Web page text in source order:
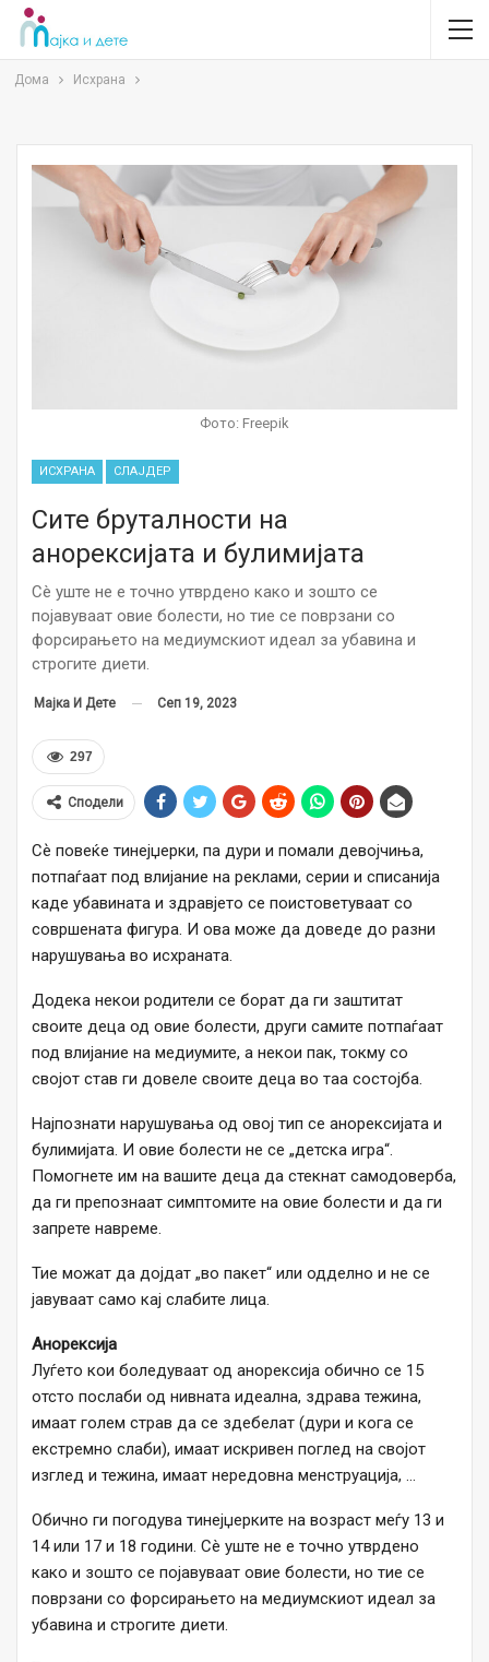
Дома Исхрана
Фото: Freepik
ИСХРАНА СЛАЈДЕР
Сите бруталности на
анорексијата и булимијата
Сè уште не е точно утврдено како и зошто се
појавуваат овие болести, но тие се поврзани со
форсирањето на медиумскиот идеал за убавина и
строгите диети.
Мајка И Дете Сеп 19, 2023
297
Сподели
Сѐ повеќе тинејџерки, па дури и помали девојчиња,
потпаѓаат под влијание на реклами, серии и списанија
каде убавината и здравјето се поистоветуваат со
совршената фигура. И ова може да доведе до разни
нарушувања во исхраната.
Додека некои родители се борат да ги заштитат
своите деца од овие болести, други самите потпаѓаат
под влијание на медиумите, а некои пак, токму со
својот став ги довеле своите деца во таа состојба.
Најпознати нарушувања од овој тип се анорексијата и
булимијата. И овие болести не се „детска игра“.
Помогнете им на вашите деца да стекнат самодоверба,
да ги препознаат симптомите на овие болести и да ги
запрете навреме.
Тие можат да дојдат „во пакет“ или одделно и не се
јавуваат само кај слабите лица.
Анорексија
Луѓето кои боледуваат од анорексија обично се 15
отсто послаби од нивната идеална, здрава тежина,
имаат голем страв да се здебелат (дури и кога се
екстремно слаби), имаат искривен поглед на својот
изглед и тежина, имаат нередовна менструација, …
Обично ги погодува тинејџерките на возраст меѓу 13 и
14 или 17 и 18 години. Сè уште не е точно утврдено
како и зошто се појавуваат овие болести, но тие се
поврзани со форсирањето на медиумскиот идеал за
убавина и строгите диети.